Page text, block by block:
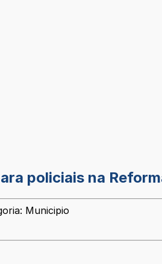
policiais na
Municipio